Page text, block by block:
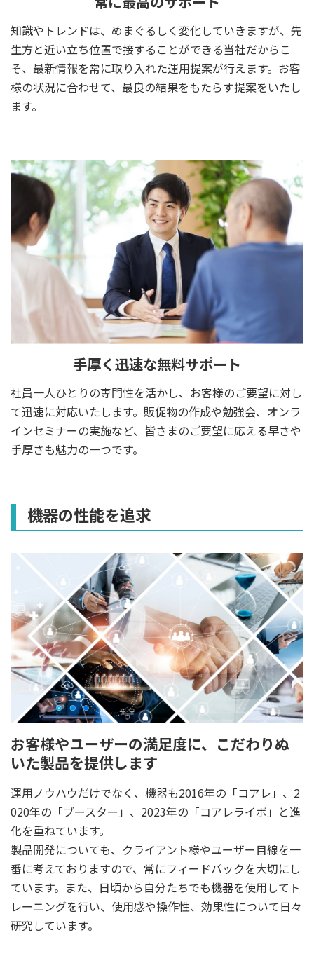
知識やトレンドは、めまぐるしく変化していきますが、先
生方と近い立ち位置で接することができる当社だからこ
そ、最新情報を常に取り入れた運用提案が行えます。お客
様の状況に合わせて、最良の結果をもたらす提案をいたし
ます。
手厚く迅速な無料サポート
社員一人ひとりの専門性を活かし、お客様のご要望に対し
て迅速に対応いたします。販促物の作成や勉強会、オンラ
インセミナーの実施など、皆さまのご要望に応える早さや
手厚さも魅力の一つです。
機器の性能を追求
お客様やユーザーの満足度に、こだわりぬ
いた製品を提供します
運用ノウハウだけでなく、機器も2016年の「コアレ」、2
020年の「ブースター」、2023年の「コアレライボ」と進
化を重ねています。
製品開発についても、クライアント様やユーザー目線を一
番に考えておりますので、常にフィードバックを大切にし
ています。また、日頃から自分たちでも機器を使用してト
レーニングを行い、使用感や操作性、効果性について日々
研究しています。